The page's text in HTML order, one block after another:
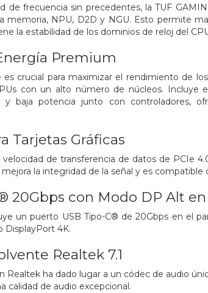
de frecuencia sin precedentes, la TUF
memoria, NPU, D2D y NGU. Esto permite
la estabilidad de los dominios de reloj del
Premium
es crucial para maximizar el rendimiento de
con un alto número de núcleos. Incluye
y baja potencia junto con controladores,
Tarjetas Gráficas
velocidad de transferencia de datos de PCIe
la integridad de la señal y es compatible
20Gbps con Modo DP Alt
un puerto USB Tipo-C® de 20Gbps en el
DisplayPort 4K.
Realtek 7.1
Realtek ha dado lugar a un códec de audio
calidad de audio excepcional.